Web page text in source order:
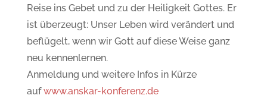
Reise ins Gebet und zu der Heiligkeit Gottes. Er
ist überzeugt: Unser Leben wird verändert und
beflügelt, wenn wir Gott auf diese Weise ganz
neu kennenlernen.
Anmeldung und weitere Infos in Kürze
aufwww.anskar-konferenz.de